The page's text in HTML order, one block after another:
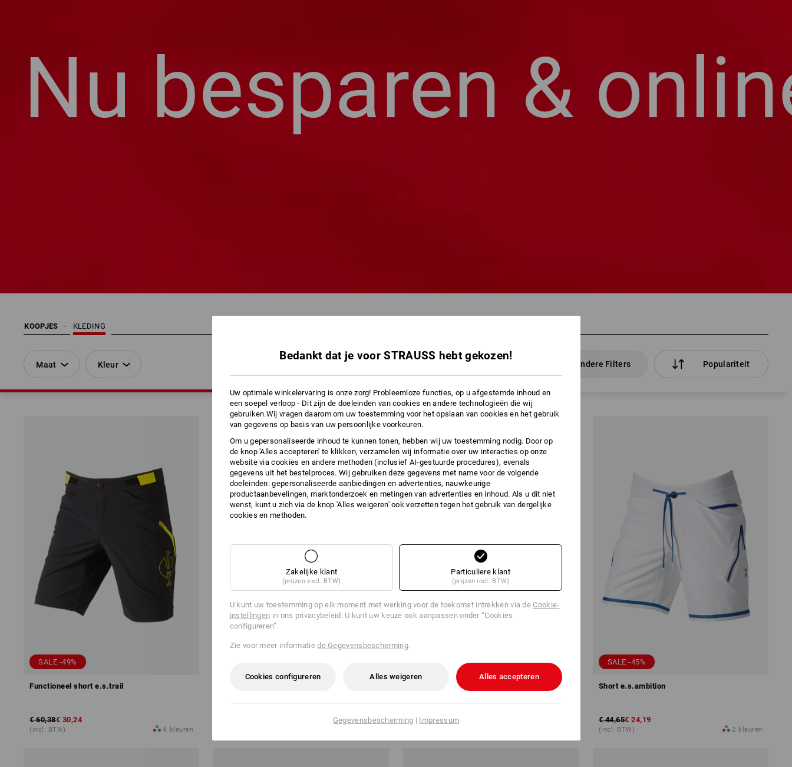
Nu besparen &
KOOPJES KLEDING
Maat Kleur andere Filters Populariteit
SALE -49%
Functioneel short e.s.trail
€ 60,38€ 30,24
(incl. BTW) 4 kleuren
Functionele-T-shirt e.s.ambition
€ 30,13€ 16,93
SALE -45%
Short e.s.ambition
€ 44,65€ 24,19
(incl. BTW) 2 kleuren
Bedankt dat je voor STRAUSS hebt gekozen!
Uw optimale winkelervaring is onze zorg! Probleemloze functies, op u afgestemde inhoud en
een soepel verloop - Dit zijn de doeleinden van cookies en andere technologieën die wij
gebruiken.Wij vragen daarom om uw toestemming voor het opslaan van cookies en het gebruik
van gegevens op basis van uw persoonlijke voorkeuren.
Om u gepersonaliseerde inhoud te kunnen tonen, hebben wij uw toestemming nodig. Door op
de knop 'Alles accepteren' te klikken, verzamelen wij informatie over uw interacties op onze
website via cookies en andere methoden (inclusief AI-gestuurde procedures), evenals
gegevens uit het bestelproces. Wij gebruiken deze gegevens met name voor de volgende
doeleinden: gepersonaliseerde aanbiedingen en advertenties, nauwkeurige
productaanbevelingen, marktonderzoek en metingen van advertenties en inhoud. Als u dit niet
wenst, kunt u zich via de knop 'Alles weigeren' ook verzetten tegen het gebruik van dergelijke
cookies en methoden.
Zakelijke klant
(prijzen excl. BTW)
Particuliere klant
(prijzen incl. BTW)
U kunt uw toestemming op elk moment met werking voor de toekomst intrekken via deCookie-
instellingen in ons privacybeleid. U kunt uw keuze ook aanpassen onder “Cookies
configureren”.
Zie voor meer informatiede Gegevensbescherming.
Cookies configureren Alles weigeren Alles accepteren
Gegevensbescherming | Impressum